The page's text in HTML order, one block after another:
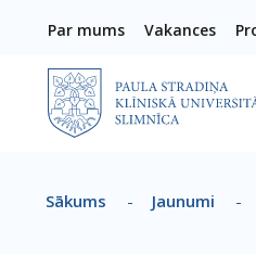
Par mums Vakances
Atpakaļceļš
Sākums - Jaunumi -